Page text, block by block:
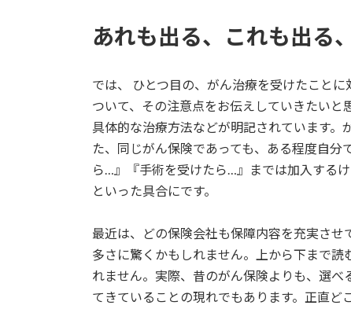
あれも出る、これも出る
では、 ひとつ目の、がん治療を受けたこと
ついて、その注意点をお伝えしていきたい
具体的な治療方法などが明記されています。
た、同じがん保険であっても、ある程度自
ら…』『手術を受けたら…』までは加入する
といった具合にです。
最近は、どの保険会社も保障内容を充実さ
多さに驚くかもしれません。上から下まで
れません。実際、昔のがん保険よりも、選
てきていることの現れでもあります。正直